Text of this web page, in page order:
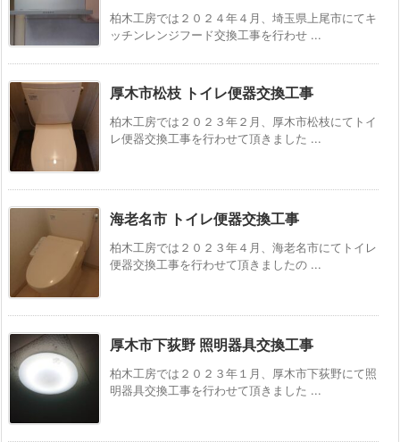
柏木工房では２０２４年４月、埼玉県上尾市にてキ
ッチンレンジフード交換工事を行わせ ...
厚木市松枝 トイレ便器交換工事
柏木工房では２０２３年２月、厚木市松枝にてトイ
レ便器交換工事を行わせて頂きました ...
海老名市 トイレ便器交換工事
柏木工房では２０２３年４月、海老名市にてトイレ
便器交換工事を行わせて頂きましたの ...
厚木市下荻野 照明器具交換工事
柏木工房では２０２３年１月、厚木市下荻野にて照
明器具交換工事を行わせて頂きました ...